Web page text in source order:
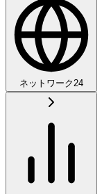
ネットワーク24